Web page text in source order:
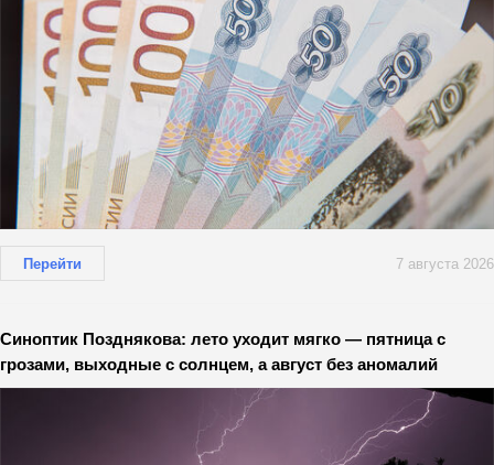
Перейти 7 августа 2026
Синоптик Позднякова: лето уходит мягко — пятница с
грозами, выходные с солнцем, а август без аномалий